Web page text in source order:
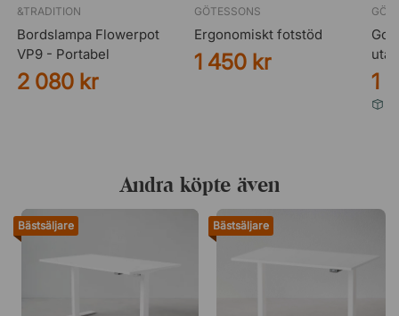
&TRADITION
Bordslampa Flowerpot
VP9 - Portabel
2 080 kr
GÖTESSONS
Ergonomiskt fotstöd
1 450 kr
1
Andra köpte även
Bästsäljare Bästsäljare